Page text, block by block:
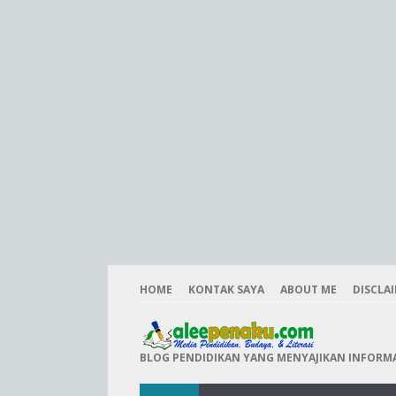
HOME KONTAK SAYA ABOUT ME
BLOG PENDIDIKAN YANG MENYAJIKAN